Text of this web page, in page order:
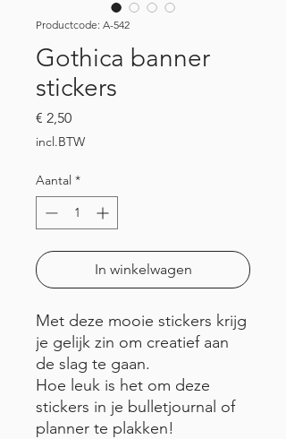
Productcode: A-542
Gothica banner
stickers
€ 2,50Prijs
incl.BTW
Aantal *
In winkelwagen
Met deze mooie stickers krijg
je gelijk zin om creatief aan
de slag te gaan.
Hoe leuk is het om deze
stickers in je bulletjournal of
planner te plakken!